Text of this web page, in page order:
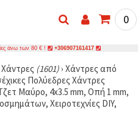
0
άνω των 80 € ! +306907161417
Χάντρες (1601)› Χάντρες από
Πολύεδρες Χάντρες
Μαύρο, 4x3.5 mm, Οπή 1 mm,
Χειροτεχνίες DIY,